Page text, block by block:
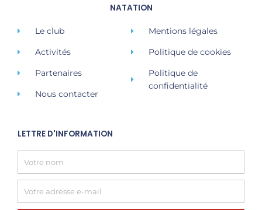
r
a
i
n
NATATION
Le club
Activités
Partenaires
Nous contacter
Mentions légales
Politique de cookies
Politique de
confidentialité
LETTRE D'INFORMATION